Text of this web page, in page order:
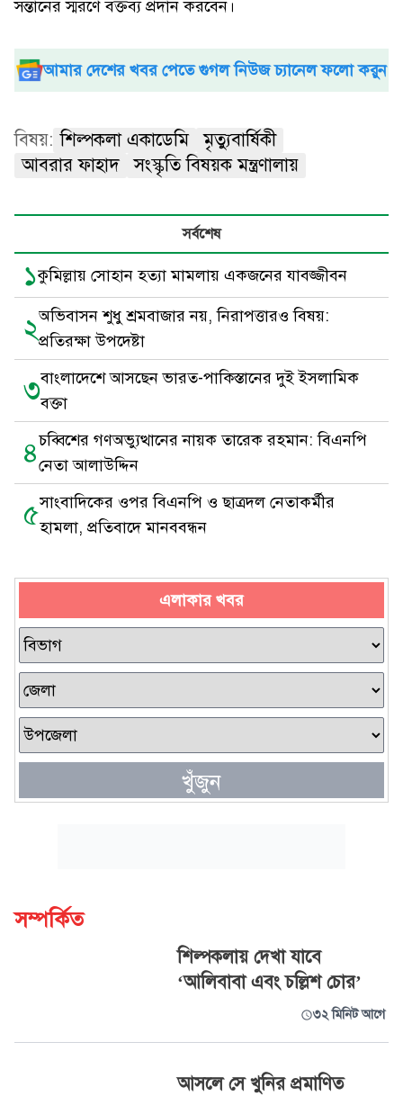
সন্তানের স্মরণে বক্তব্য প্রদান করবেন।
আমার দেশের খবর পেতে গুগল নিউজ চ্যানেল ফলো করুন
বিষয়: শিল্পকলা একাডেমি
মৃত্যুবার্ষিকী
আবরার ফাহাদ
সংস্কৃতি বিষয়ক মন্ত্রণালায়
সর্বশেষ
১কুমিল্লায় সোহান হত্যা মামলায় একজনের যাবজ্জীবন
২অভিবাসন শুধু শ্রমবাজার নয়, নিরাপত্তারও বিষয়:
প্রতিরক্ষা উপদেষ্টা
৩বাংলাদেশে আসছেন ভারত-পাকিস্তানের দুই ইসলামিক
বক্তা
৪চব্বিশের গণঅভ্যুত্থানের নায়ক তারেক রহমান: বিএনপি
নেতা আলাউদ্দিন
৫সাংবাদিকের ওপর বিএনপি ও ছাত্রদল নেতাকর্মীর
হামলা, প্রতিবাদে মানববন্ধন
এলাকার খবর
খুঁজুন
সম্পর্কিত
শিল্পকলায় দেখা যাবে
‘আলিবাবা এবং চল্লিশ চোর’
৩২ মিনিট আগে
আসলে সে খুনির প্রমাণিত